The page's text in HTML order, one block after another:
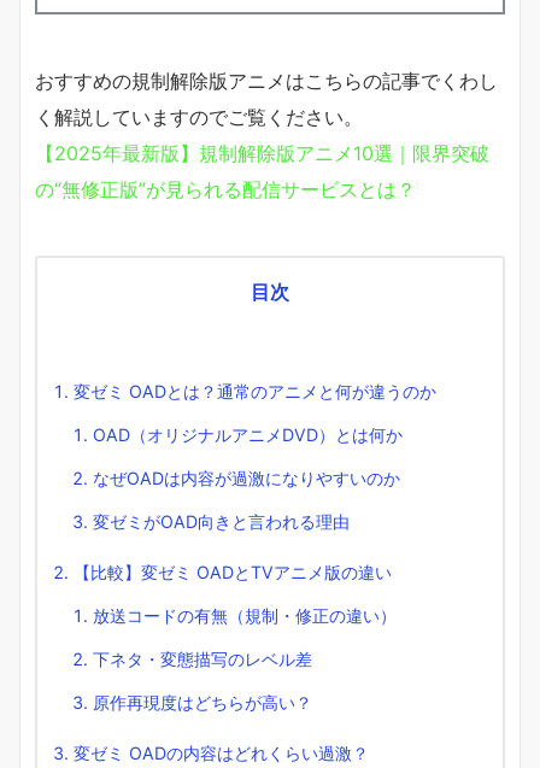
おすすめの規制解除版アニメはこちらの記事でくわし
く解説していますのでご覧ください。
【2025年最新版】規制解除版アニメ10選｜限界突破
の“無修正版”が見られる配信サービスとは？
目次
変ゼミ OADとは？通常のアニメと何が違うのか
OAD（オリジナルアニメDVD）とは何か
なぜOADは内容が過激になりやすいのか
変ゼミがOAD向きと言われる理由
【比較】変ゼミ OADとTVアニメ版の違い
放送コードの有無（規制・修正の違い）
下ネタ・変態描写のレベル差
原作再現度はどちらが高い？
変ゼミ OADの内容はどれくらい過激？